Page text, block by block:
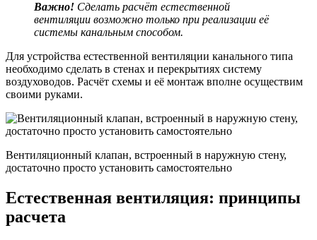
Важно! Сделать расчёт естественной
вентиляции возможно только при реализации её
системы канальным способом.
Для устройства естественной вентиляции канального типа
необходимо сделать в стенах и перекрытиях систему
воздуховодов. Расчёт схемы и её монтаж вполне осуществим
своими руками.
Вентиляционный клапан, встроенный в наружную стену,
достаточно просто установить самостоятельно
Естественная вентиляция: принципы
расчета